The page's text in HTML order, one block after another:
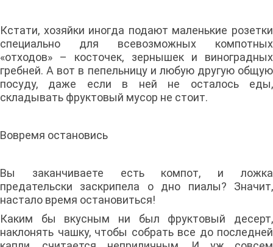
Кстати, хозяйки иногда подают маленькие розетки
специально для всевозможных компотных
«отходов» – косточек, зернышек и виноградных
гребней. А вот в пепельницу и любую другую общую
посуду, даже если в ней не осталось еды,
складывать фруктовый мусор не стоит.
Вовремя остановись
Вы заканчиваете есть компот, и ложка
предательски заскрипела о дно пиалы? Значит,
настало время остановиться!
Каким бы вкусным ни был фруктовый десерт,
наклонять чашку, чтобы собрать все до последней